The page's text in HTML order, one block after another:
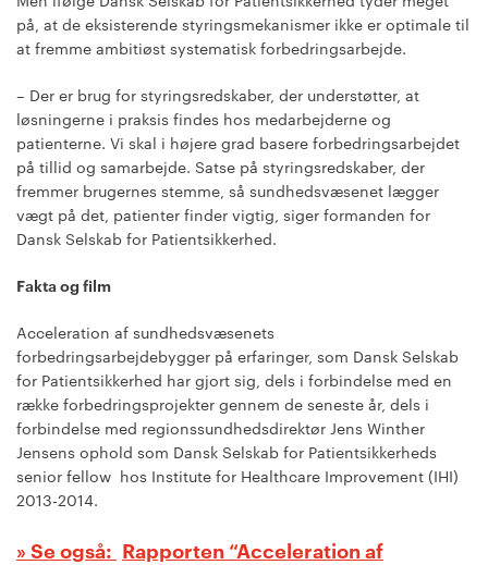
på, at de eksisterende styringsmekanismer ikke er optimale til
at fremme ambitiøst systematisk forbedringsarbejde.
– Der er brug for styringsredskaber, der understøtter, at
løsningerne i praksis findes hos medarbejderne og
patienterne. Vi skal i højere grad basere forbedringsarbejdet
på tillid og samarbejde. Satse på styringsredskaber, der
fremmer brugernes stemme, så sundhedsvæsenet lægger
vægt på det, patienter finder vigtig, siger formanden for
Dansk Selskab for Patientsikkerhed.
Fakta og film
Acceleration af sundhedsvæsenets
forbedringsarbejdebygger på erfaringer, som Dansk Selskab
for Patientsikkerhed har gjort sig, dels i forbindelse med en
række forbedringsprojekter gennem de seneste år, dels i
forbindelse med regionssundhedsdirektør Jens Winther
Jensens ophold som Dansk Selskab for Patientsikkerheds
senior fellow hos Institute for Healthcare Improvement (IHI)
2013-2014.
Rapporten “Acceleration af